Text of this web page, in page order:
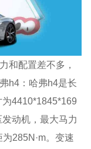
和配置差不多，
h4：哈弗h4是长
4410*1845*169
动机，最大马力
285N·m。变速